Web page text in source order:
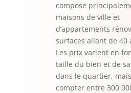
compose
maisons de ville et
d’appartements
surfaces allant de 40
Les prix varient en
taille du bien et de
dans le quartier,
compter entre 300